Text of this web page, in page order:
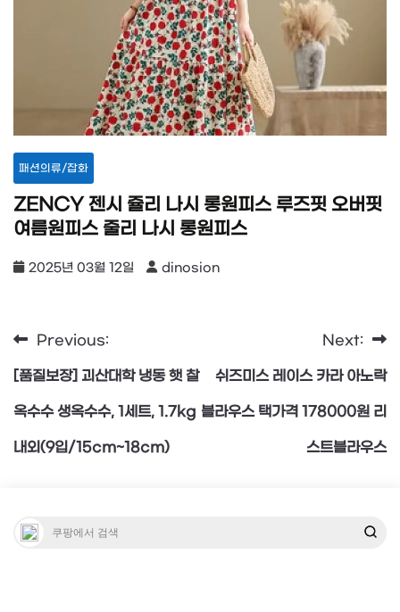
패션의류/잡화
ZENCY 젠시 쥴리 나시 롱원피스 루즈핏 오버핏
여름원피스 줄리 나시 롱원피스
2025년 03월 12일 dinosion
글
탐
색
Previous:
[품질보장] 괴산대학 냉동 햇 찰
옥수수 생옥수수, 1세트, 1.7kg
내외(9입/15cm~18cm)
Next:
쉬즈미스 레이스 카라 아노락
블라우스 택가격 178000원 리
스트블라우스